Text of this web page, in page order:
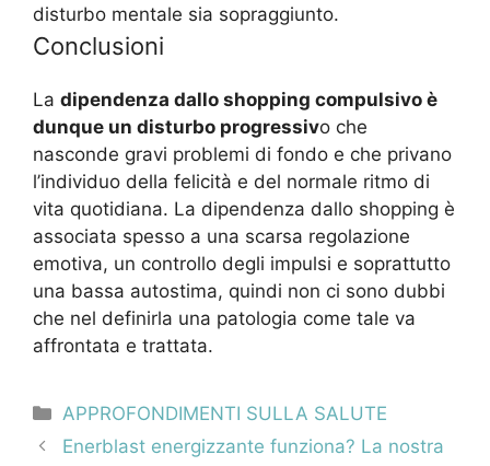
disturbo mentale sia sopraggiunto.
Conclusioni
La dipendenza dallo shopping compulsivo è
dunque un disturbo progressivo che
nasconde gravi problemi di fondo e che privano
l’individuo della felicità e del normale ritmo di
vita quotidiana. La dipendenza dallo shopping è
associata spesso a una scarsa regolazione
emotiva, un controllo degli impulsi e soprattutto
una bassa autostima, quindi non ci sono dubbi
che nel definirla una patologia come tale va
affrontata e trattata.
Categorie
APPROFONDIMENTI SULLA SALUTE
Navigazione
Enerblast energizzante funziona? La nostra